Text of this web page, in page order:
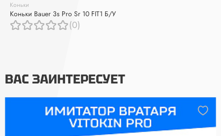
Коньки
Коньки Bauer 3s Pro Sr 10 FIT1 Б/У
(0)
ВАС ЗАИНТЕРЕСУЕТ